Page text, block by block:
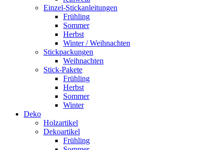
Einzel-Stickanleitungen
Frühling
Sommer
Herbst
Winter / Weihnachten
Stickpackungen
Weihnachten
Stick-Pakete
Frühling
Herbst
Sommer
Winter
Deko
Holzartikel
Dekoartikel
Frühling